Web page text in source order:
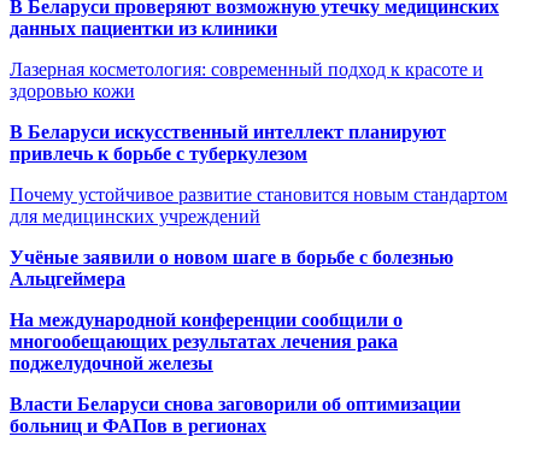
В Беларуси проверяют возможную утечку медицинских
данных пациентки из клиники
Лазерная косметология: современный подход к красоте и
здоровью кожи
В Беларуси искусственный интеллект планируют
привлечь к борьбе с туберкулезом
Почему устойчивое развитие становится новым стандартом
для медицинских учреждений
Учёные заявили о новом шаге в борьбе с болезнью
Альцгеймера
На международной конференции сообщили о
многообещающих результатах лечения рака
поджелудочной железы
Власти Беларуси снова заговорили об оптимизации
больниц и ФАПов в регионах